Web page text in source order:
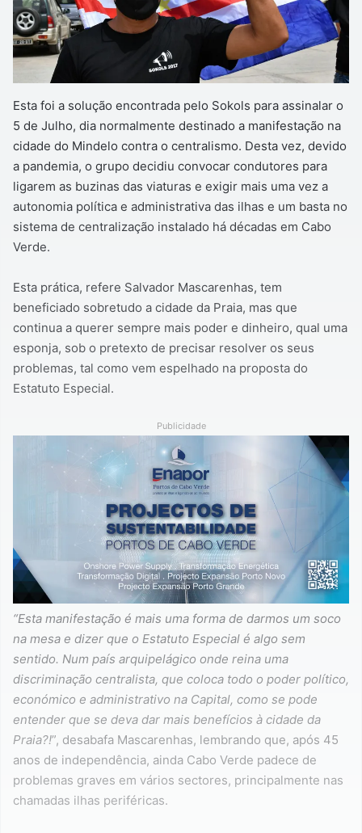
Esta foi a solução encontrada pelo Sokols para assinalar o
5 de Julho, dia normalmente destinado a manifestação na
cidade do Mindelo contra o centralismo. Desta vez, devido
a pandemia, o grupo decidiu convocar condutores para
ligarem as buzinas das viaturas e exigir mais uma vez a
autonomia política e administrativa das ilhas e um basta no
sistema de centralização instalado há décadas em Cabo
Verde.
Esta prática, refere Salvador Mascarenhas, tem
beneficiado sobretudo a cidade da Praia, mas que
continua a querer sempre mais poder e dinheiro, qual uma
esponja, sob o pretexto de precisar resolver os seus
problemas, tal como vem espelhado na proposta do
Estatuto Especial.
Publicidade
“Esta manifestação é mais uma forma de darmos um soco
na mesa e dizer que o Estatuto Especial é algo sem
sentido. Num país arquipelágico onde reina uma
discriminação centralista, que coloca todo o poder político,
económico e administrativo na Capital, como se pode
entender que se deva dar mais benefícios à cidade da
Praia?!”, desabafa Mascarenhas, lembrando que, após 45
anos de independência, ainda Cabo Verde padece de
problemas graves em vários sectores, principalmente nas
chamadas ilhas periféricas.